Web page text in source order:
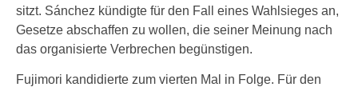
sitzt. Sánchez kündigte für den Fall eines Wahlsieges an,
Gesetze abschaffen zu wollen, die seiner Meinung nach
das organisierte Verbrechen begünstigen.
Fujimori kandidierte zum vierten Mal in Folge. Für den